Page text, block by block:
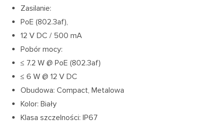
Zasilanie:
PoE (802.3af),
12 V DC / 500 mA
Pobór mocy:
≤ 7.2 W @ PoE (802.3af)
≤ 6 W @ 12 V DC
Obudowa: Compact, Metalowa
Kolor: Biały
Klasa szczelności: IP67